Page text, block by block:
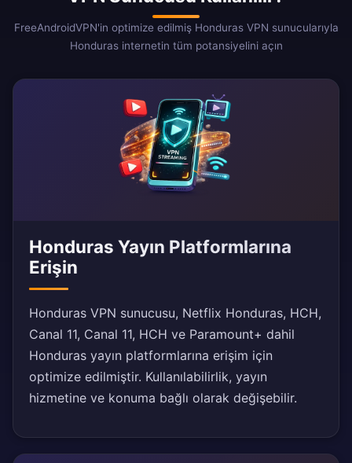
FreeAndroidVPN'in optimize edilmiş Honduras VPN sunucularıyla
Honduras internetin tüm potansiyelini açın
Honduras Yayın Platformlarına
Erişin
Honduras VPN sunucusu, Netflix Honduras, HCH,
Canal 11, Canal 11, HCH ve Paramount+ dahil
Honduras yayın platformlarına erişim için
optimize edilmiştir. Kullanılabilirlik, yayın
hizmetine ve konuma bağlı olarak değişebilir.